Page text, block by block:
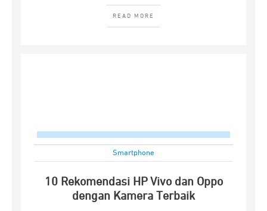
READ MORE
Smartphone
10 Rekomendasi HP Vivo dan Oppo
dengan Kamera Terbaik